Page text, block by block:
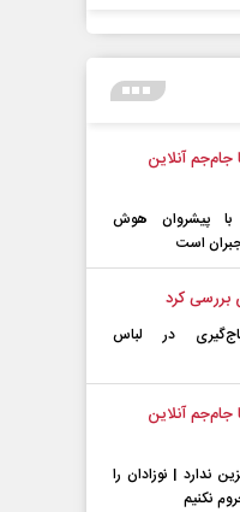
آنلاین
با پیشرو‌ان هوش
است
بررسی کرد
باج‌گیری در لباس
آنلاین
ندارد | نوزادان را
نکنیم